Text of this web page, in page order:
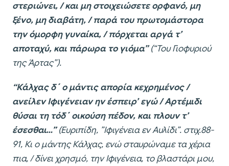
στεριώνει, / και μη στοιχειώσετε ορφανό, μη
ξένο, μη διαβάτη, / παρά του πρωτομάστορα
την όμορφη γυναίκα, / πόρχεται αργά τ’
αποταχύ, και πάρωρα το γιόμα”(“Του Γιοφυριού
της Άρτας”).
“Κάλχας δ΄ ο μάντις απορία κεχρημένος /
ανείλεν Ιφιγένειαν ην έσπειρ’ εγώ / Αρτέμιδι
θύσαι τη τόδ΄ οικούση πέδον, και πλουν τ’
έσεσθαι…”(Ευριπίδη, ”Ιφιγένεια εν Αυλίδι”. στιχ.88-
91, Κι ο μάντης Κάλχας, ενώ σταυρώναμε τα χέρια
πια, / δίνει χρησμό, την Ιφιγένεια, το βλαστάρι μου,